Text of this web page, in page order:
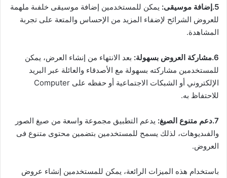
5.إضافة موسيقى:
يمكن للمستخدمين إضافة موسيقى خلفىة ملهمة
للعروض الشرائح لإضفاء المزيد من الإحساس والمتعة على تجربة
المشاهدة.
6.مشاركة العروض بسهولة:
بعد الانتهاء من إنشاء العرض، يمكن
للمستخدمين مشاركته بسهولة مع الأصدقاء والعائلة عبر البريد
الإلكتروني أو الشبكات الاجتماعية أو حفظه على Computer
للاحتفاظ به.
7.دعم متنوع الصيغ:
يدعم التطبيق مجموعة واسعة من صيغ الصور
والفىديوهات، لذلك يسمح للمستخدمين بتضمين محتوى متنوع فى
العروض.
باستخدام هذه الميزات الرائعة، يمكن للمستخدمين إنشاء عروض